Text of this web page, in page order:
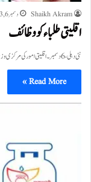
Shaikh Akram دسمبر 6, 2023
اقلیتی طلباء کو وظائف
نئی دہلی، 6 دسمبر۔اقلیتی امور کی مرکزی وزیر محترمہ اسمرتی زوبن ایرانی نے آج راجیہ سبھا میں ایک سوال کے…
Read More »